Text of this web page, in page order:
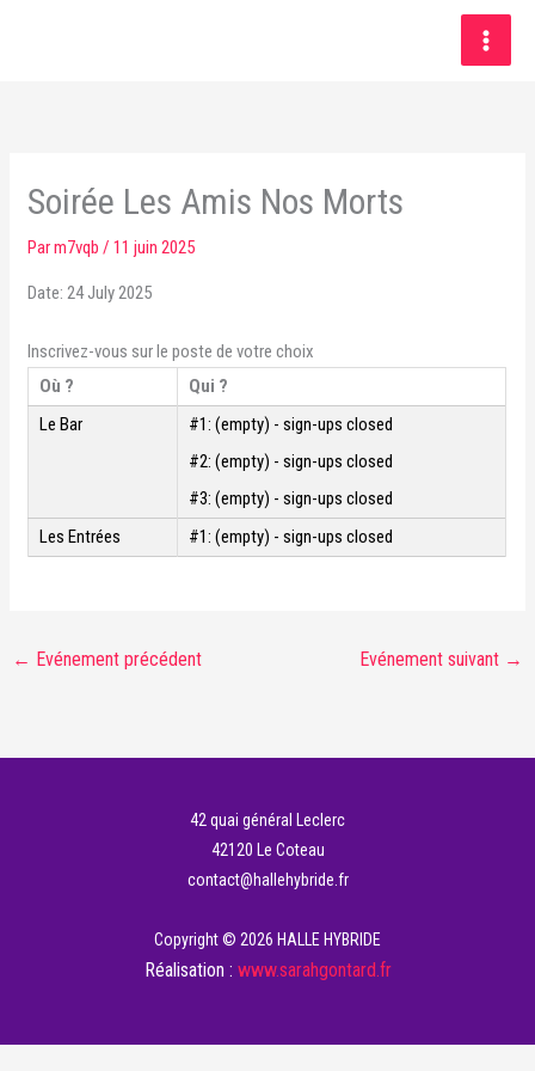
Soirée Les Amis Nos Morts
Parm7vqb/11 juin 2025
Date: 24 July 2025
Inscrivez-vous sur le poste de votre choix
Où ?
Qui ?
Le Bar
#1: (empty) - sign-ups closed
#2: (empty) - sign-ups closed
#3: (empty) - sign-ups closed
Les Entrées
#1: (empty) - sign-ups closed
← Evénement précédent Evénement suivant →
42 quai général Leclerc
42120 Le Coteau
contact@hallehybride.fr
Copyright © 2026 HALLE HYBRIDE
Réalisation : www.sarahgontard.fr